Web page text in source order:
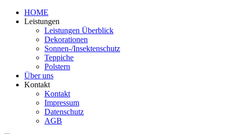
HOME
Leistungen
Leistungen Überblick
Dekorationen
Sonnen-/Insektenschutz
Teppiche
Polstern
Über uns
Kontakt
Kontakt
Impressum
Datenschutz
AGB